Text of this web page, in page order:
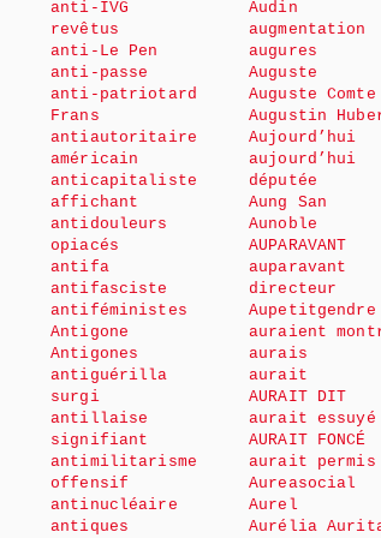
anti-IVG
revêtus
anti-Le Pen
anti-passe
anti-patriotard
Frans
antiautoritaire
américain
anticapitaliste
affichant
antidouleurs
opiacés
antifa
antifasciste
antiféministes
Antigone
Antigones
antiguérilla
surgi
antillaise
signifiant
antimilitarisme
offensif
antinucléaire
antiques
Audin
augmentation
augures
Auguste
Auguste Comte
Augustin
Aujourd’hui
aujourd’hui
députée
Aung San
Aunoble
AUPARAVANT
auparavant
directeur
Aupetitgendre
auraient
aurais
aurait
AURAIT DIT
aurait essuyé
AURAIT FONCÉ
aurait permis
Aureasocial
Aurel
Aurélia